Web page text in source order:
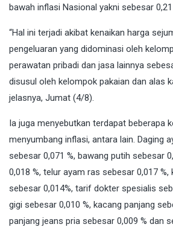
bawah inflasi Nasional yakni sebesar 0,21
“Hal ini terjadi akibat kenaikan harga
pengeluaran yang didominasi oleh
perawatan pribadi dan jasa lainnya
disusul oleh kelompok pakaian dan alas
jelasnya, Jumat (4/8).
Ia juga menyebutkan terdapat beberapa
menyumbang inflasi, antara lain. Daging
sebesar 0,071 %, bawang putih sebesar
0,018 %, telur ayam ras sebesar 0,017
sebesar 0,014%, tarif dokter spesialis
gigi sebesar 0,010 %, kacang panjang
panjang jeans pria sebesar 0,009 % dan